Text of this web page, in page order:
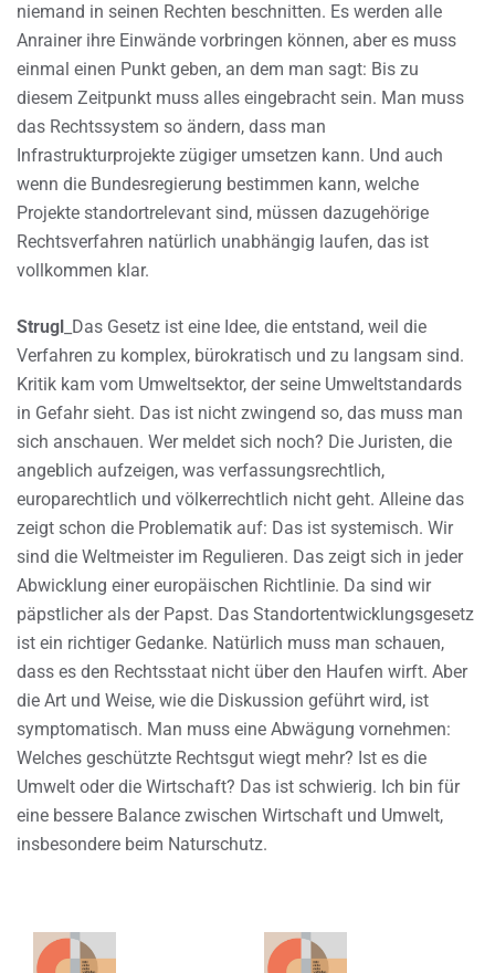
niemand in seinen Rechten beschnitten. Es werden alle
Anrainer ihre Einwände vorbringen können, aber es muss
einmal einen Punkt geben, an dem man sagt: Bis zu
diesem Zeitpunkt muss alles eingebracht sein. Man muss
das Rechtssystem so ändern, dass man
Infrastrukturprojekte zügiger umsetzen kann. Und auch
wenn die Bundesregierung bestimmen kann, welche
Projekte standortrelevant sind, müssen dazugehörige
Rechtsverfahren natürlich unabhängig laufen, das ist
vollkommen klar.
Strugl
_Das Gesetz ist eine Idee, die entstand, weil die
Verfahren zu komplex, bürokratisch und zu langsam sind.
Kritik kam vom Umweltsektor, der seine Umweltstandards
in Gefahr sieht. Das ist nicht zwingend so, das muss man
sich anschauen. Wer meldet sich noch? Die Juristen, die
angeblich aufzeigen, was verfassungsrechtlich,
europarechtlich und völkerrechtlich nicht geht. Alleine das
zeigt schon die Problematik auf: Das ist systemisch. Wir
sind die Weltmeister im Regulieren. Das zeigt sich in jeder
Abwicklung einer europäischen Richtlinie. Da sind wir
päpstlicher als der Papst. Das Standortentwicklungsgesetz
ist ein richtiger Gedanke. Natürlich muss man schauen,
dass es den Rechtsstaat nicht über den Haufen wirft. Aber
die Art und Weise, wie die Diskussion geführt wird, ist
symptomatisch. Man muss eine Abwägung vornehmen:
Welches geschützte Rechtsgut wiegt mehr? Ist es die
Umwelt oder die Wirtschaft? Das ist schwierig. Ich bin für
eine bessere Balance zwischen Wirtschaft und Umwelt,
insbesondere beim Naturschutz.